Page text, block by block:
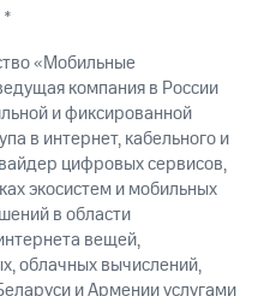
*
«Мобильные
компания в России
и фиксированной
в интернет, кабельного и
цифровых сервисов,
экосистем и мобильных
в области
вещей,
облачных вычислений,